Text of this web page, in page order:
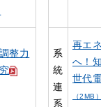
整力
系
統
連
系
再エ
へ！
世代
（2MB）